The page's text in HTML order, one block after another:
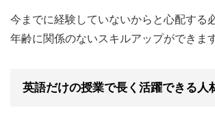
今までに経験していないからと心配する
年齢に関係のないスキルアップができます
英語だけの授業で長く活躍できる人